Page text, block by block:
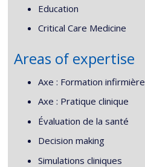
Education
Critical Care Medicine
Areas of expertise
Axe : Formation infirmière
Axe : Pratique clinique
Évaluation de la santé
Decision making
Simulations cliniques